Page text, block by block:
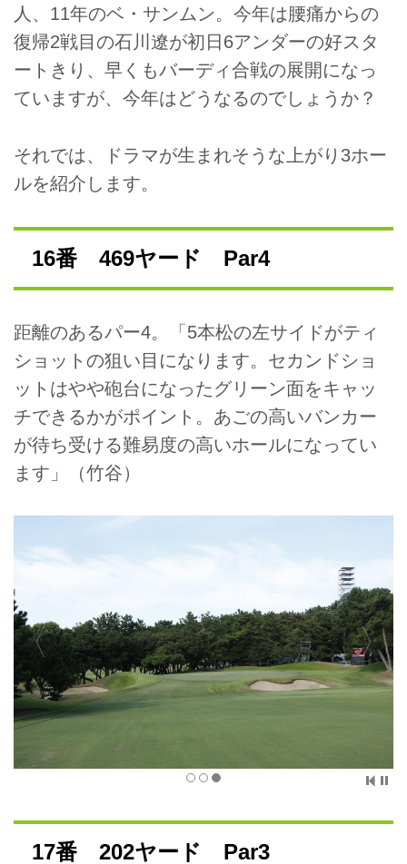
人、11年のベ・サンムン。今年は腰痛からの
復帰2戦目の石川遼が初日6アンダーの好スタ
ートきり、早くもバーディ合戦の展開になっ
ていますが、今年はどうなるのでしょうか？
それでは、ドラマが生まれそうな上がり3ホー
ルを紹介します。
16番 469ヤード Par4
距離のあるパー4。「5本松の左サイドがティ
ショットの狙い目になります。セカンドショ
ットはやや砲台になったグリーン面をキャッ
チできるかがポイント。あごの高いバンカー
が待ち受ける難易度の高いホールになってい
ます」（竹谷）
17番 202ヤード Par3